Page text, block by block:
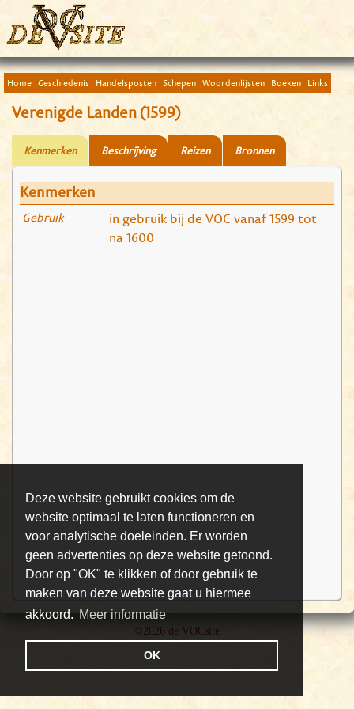
Deze website gebruikt cookies om de
website optimaal te laten functioneren en
voor analytische doeleinden. Er worden
geen advertenties op deze website getoond.
Door op "OK" te klikken of door gebruik te
maken van deze website gaat u hiermee
akkoord. Meer informatie
OK
Home Geschiedenis Handelsposten Schepen Woordenlijsten Boeken Links
Verenigde Landen (1599)
Kenmerken Beschrijving Reizen Bronnen
Kenmerken
Gebruik
in gebruik bij de VOC vanaf 1599 tot
na 1600
©2026 de VOCsite